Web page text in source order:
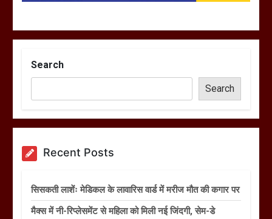
Search
Search
Recent Posts
सिसकती लाशेंः मेडिकल के लावारिस वार्ड में मरीज मौत की कगार पर
मैक्स में नी-रिप्लेसमेंट से महिला को मिली नई जिंदगी, सेम-डे